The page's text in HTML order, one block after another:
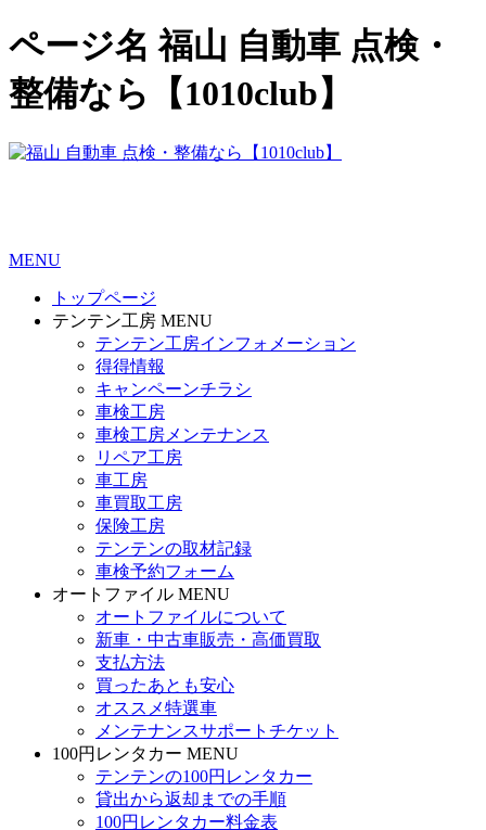
ページ名 福山 自動車 点検・
整備なら【1010club】
MENU
トップページ
テンテン工房 MENU
テンテン工房インフォメーション
得得情報
キャンペーンチラシ
車検工房
車検工房メンテナンス
リペア工房
車工房
車買取工房
保険工房
テンテンの取材記録
車検予約フォーム
オートファイル MENU
オートファイルについて
新車・中古車販売・高価買取
支払方法
買ったあとも安心
オススメ特選車
メンテナンスサポートチケット
100円レンタカー MENU
テンテンの100円レンタカー
貸出から返却までの手順
100円レンタカー料金表